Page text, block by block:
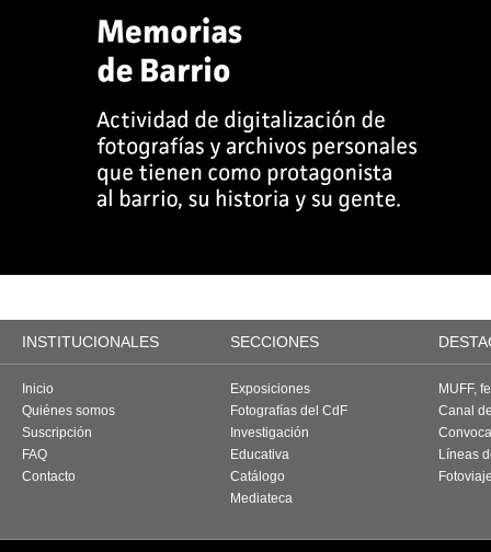
INSTITUCIONALES SECCIONES
Inicio
Quiénes somos
Suscripción
FAQ
Contacto
Exposiciones
Fotografías del CdF
Investigación
Educativa
Catálogo
Mediateca
MUFF,
Canal
Líneas